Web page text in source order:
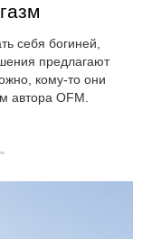
себя богиней,
предлагают
кому-то они
автора OFM.